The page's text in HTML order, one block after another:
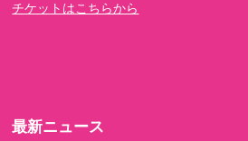
最新ニュース
チケットはこちらから